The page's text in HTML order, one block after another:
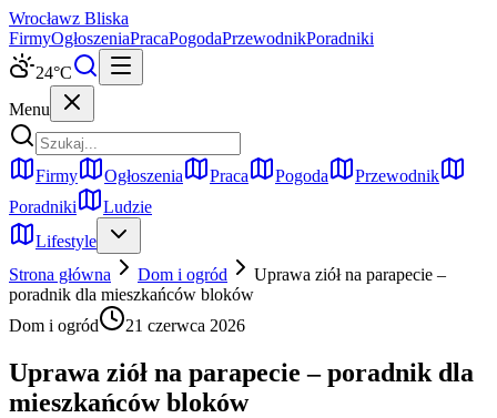
Wrocławz Bliska
FirmyOgłoszeniaPracaPogodaPrzewodnikPoradniki
24°C
Menu
Firmy Ogłoszenia Praca Pogoda
Przewodnik
Poradniki
Ludzie
Lifestyle
Strona główna
Dom i ogród
Uprawa ziół na parapecie –
poradnik dla mieszkańców bloków
Dom i ogród
21 czerwca 2026
Uprawa ziół na parapecie – poradnik dla
mieszkańców bloków